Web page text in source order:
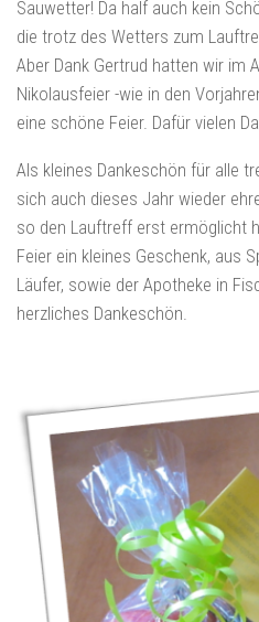
Sauwetter! Da half auch kein
die trotz des Wetters zum
Aber Dank Gertrud hatten wir im
Nikolausfeier -wie in den
eine schöne Feier. Dafür vielen
Als kleines Dankeschön für alle
sich auch dieses Jahr wieder
so den Lauftreff erst ermöglicht
Feier ein kleines Geschenk, aus
Läufer, sowie der Apotheke in
herzliches Dankeschön.